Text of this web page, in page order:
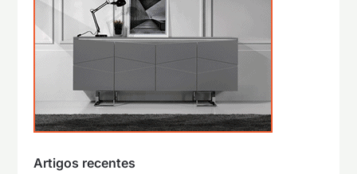
Artigos recentes